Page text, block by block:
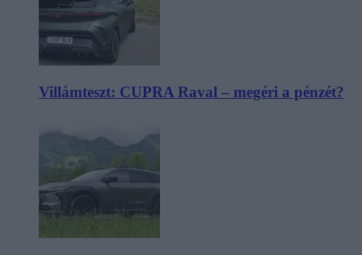
Villámteszt: CUPRA Raval – megéri a pénzét?